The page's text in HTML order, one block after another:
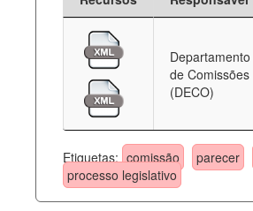
Departamento
de Comissões
(DECO)
Etiquetas: comissão parecer
processo legislativo